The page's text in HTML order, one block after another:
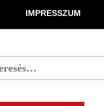
IMPRESSZUM